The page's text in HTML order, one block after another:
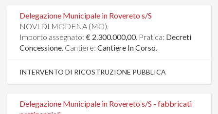
Delegazione Municipale in Rovereto s/S
NOVI DI MODENA (MO).
Importo assegnato: € 2.300.000,00. Pratica: Decreti
Concessione. Cantiere: Cantiere In Corso.
INTERVENTO DI RICOSTRUZIONE PUBBLICA
Delegazione Municipale in Rovereto s/S - fabbricati